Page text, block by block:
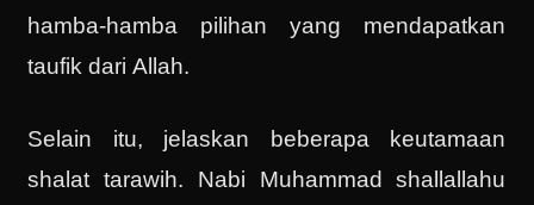
hamba-hamba pilihan yang mendapatkan
taufik dari Allah.
Selain itu, jelaskan beberapa keutamaan
shalat tarawih. Nabi Muhammad shallallahu